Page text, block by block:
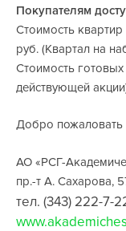
Покупателям
Стоимость
руб. (Квартал на
Стоимость
действующей
Добро пожаловать
АО «РСГ-
пр.-т А. Сахарова,
тел. (343) 222-7-